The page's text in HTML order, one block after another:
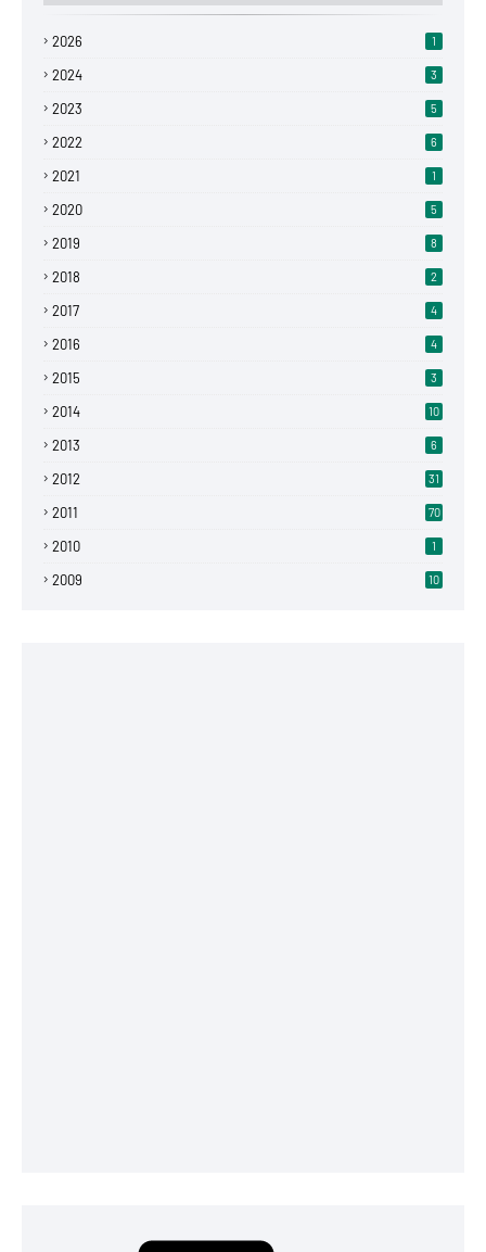
2026 1
2024 3
2023 5
2022 6
2021 1
2020 5
2019 8
2018 2
2017 4
2016 4
2015 3
2014 10
2013 6
2012 31
2011 70
2010 1
2009 10